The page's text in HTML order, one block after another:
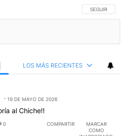
SIGA ESTA
SEGUIR
LOS MÁS RECIENTES
19 DE MAYO DE 2026
al Chiche!!
0 COMPARTIR
MARCAR
COMO